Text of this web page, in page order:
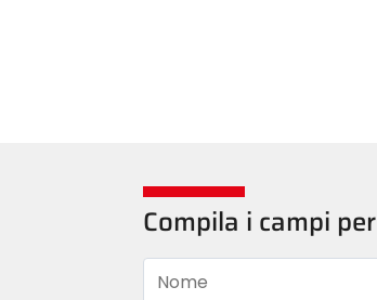
Compila i campi
Nome